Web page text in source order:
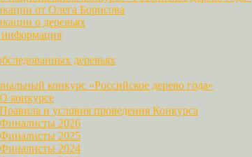
от Олега Борисова
о деревьях
информация
деревьях
конкурс «Российское дерево года»
О конкурсе
Правила и условия проведения Конкурса
Финалисты 2026
Финалисты 2025
Финалисты 2024